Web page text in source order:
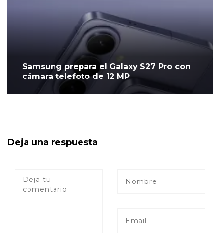
Samsung prepara el Galaxy S27 Pro con
cámara telefoto de 12 MP
Deja una respuesta